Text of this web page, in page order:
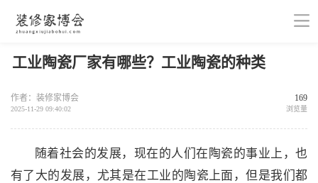
工业陶瓷厂家有哪些？工业陶瓷的种类
作者：装修家博会
2025-11-29 09:40:02
169
浏览量
随着社会的发展，现在的人们在陶瓷的事业上，也
有了大的发展，尤其是在工业的陶瓷上面，但是我们都